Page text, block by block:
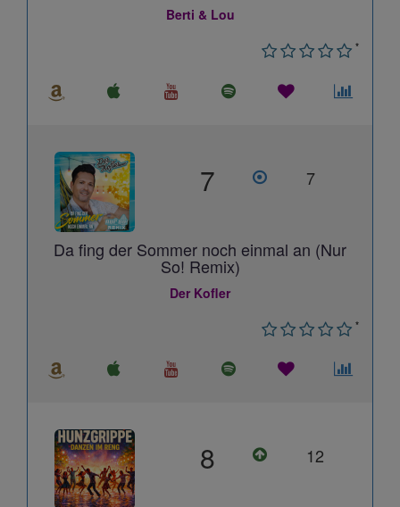
Berti & Lou
*
7 7
Da fing der Sommer noch einmal an (Nur
So! Remix)
Der Kofler
*
8 12